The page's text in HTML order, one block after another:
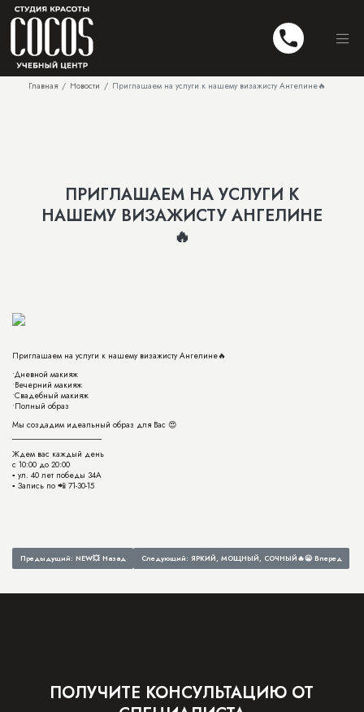
Главная Новости Приглашаем на услуги к нашему визажисту Ангелине🔥
ПРИГЛАШАЕМ НА УСЛУГИ К
НАШЕМУ ВИЗАЖИСТУ АНГЕЛИНЕ
🔥
Приглашаем на услуги к нашему визажисту Ангелине🔥
•Дневной макияж
•Вечерний макияж
•Свадебный макияж
•Полный образ
Мы создадим идеальный образ для Вас 😍
Ждем вас каждый день
с 10:00 до 20:00
▪️ ул. 40 лет победы 34А
▪️ Запись по 📲 71-30-15
Предыдущий: NEW💥 Назад Следующий: ЯРКИЙ, МОЩНЫЙ, СОЧНЫЙ🔥😁 Вперед
ПОЛУЧИТЕ КОНСУЛЬТАЦИЮ ОТ